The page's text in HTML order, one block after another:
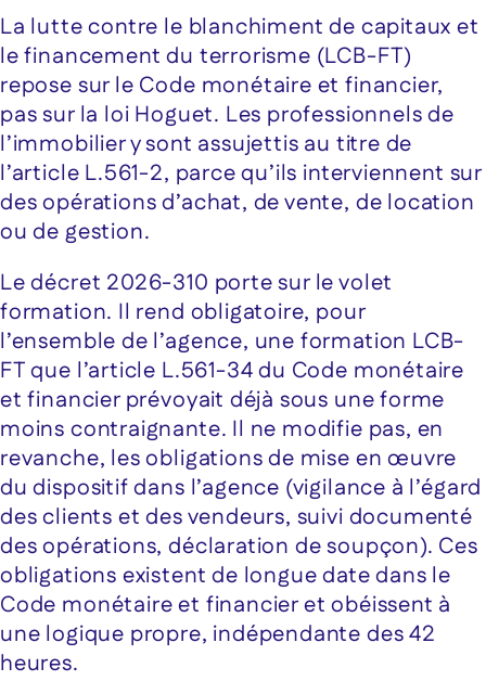
La lutte contre le blanchiment de capitaux et
le financement du terrorisme (LCB-FT)
repose sur le Code monétaire et financier,
pas sur la loi Hoguet. Les professionnels de
l’immobilier y sont assujettis au titre de
l’article L.561-2, parce qu’ils interviennent sur
des opérations d’achat, de vente, de location
ou de gestion.
Le décret 2026-310 porte sur le volet
formation. Il rend obligatoire, pour
l’ensemble de l’agence, une formation LCB-
FT que l’article L.561-34 du Code monétaire
et financier prévoyait déjà sous une forme
moins contraignante. Il ne modifie pas, en
revanche, les obligations de mise en œuvre
du dispositif dans l’agence (vigilance à l’égard
des clients et des vendeurs, suivi documenté
des opérations, déclaration de soupçon). Ces
obligations existent de longue date dans le
Code monétaire et financier et obéissent à
une logique propre, indépendante des 42
heures.